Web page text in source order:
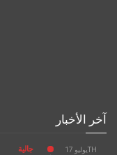
آخر الأخبار
يوليو 17TH
جالية